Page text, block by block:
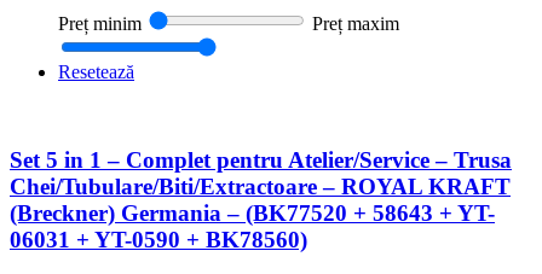
Preț minim Preț maxim
Resetează
Set 5 in 1 – Complet pentru Atelier/Service – Trusa
Chei/Tubulare/Biti/Extractoare – ROYAL KRAFT
(Breckner) Germania – (BK77520 + 58643 + YT-
06031 + YT-0590 + BK78560)